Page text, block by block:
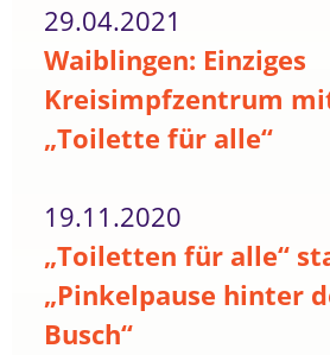
29.04.2021
Waiblingen: Einziges
Kreisimpfzentrum
„Toilette für alle“
19.11.2020
„Toiletten für alle“
„Pinkelpause hinter
Busch“